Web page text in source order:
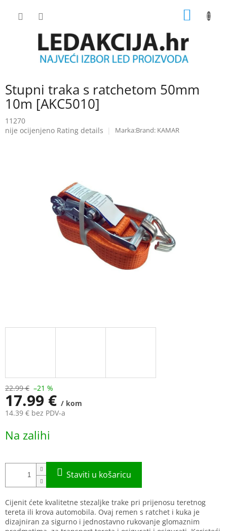
Stupni traka s ratchetom 50mm
10m [AKC5010]
11270
The
nije ocijenjeno Rating details Brand: KAMAR
22.99 € –21 %
17.99 € / kom
14.39 € bez PDV-a
price:
Na zalihi
Cijenit ćete kvalitetne stezaljke trake pri prijenosu teretnog
tereta ili krova automobila. Ovaj remen s ratchet i kuka je
dizajniran za sigurno i jednostavno rukovanje glomaznim